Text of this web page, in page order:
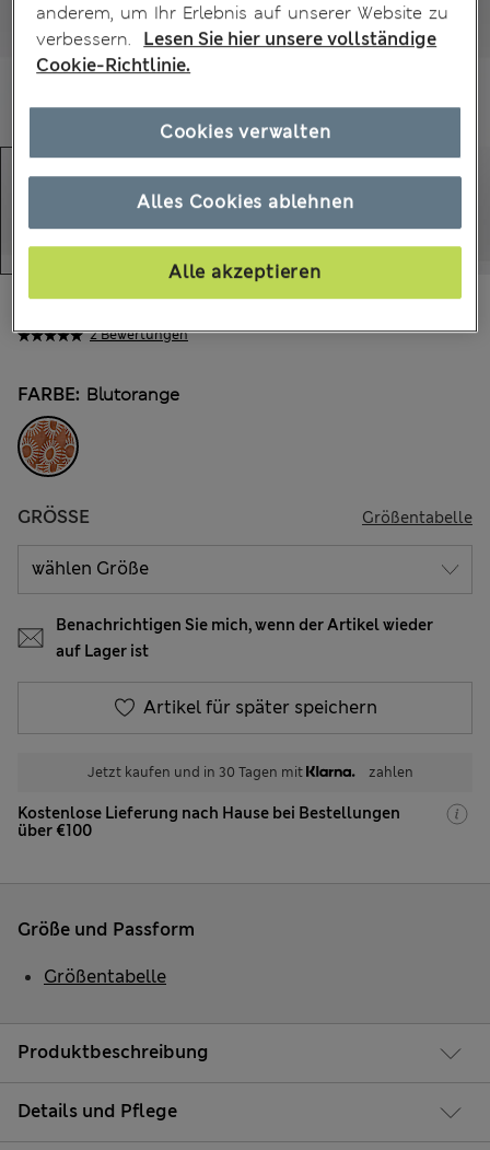
2 Bewertungen
€37.00 Alle Preise enthalten Steuern und Abgaben
FARBE: Blutorange
GRÖSSE Größentabelle
Benachrichtigen Sie mich, wenn der Artikel wieder
auf Lager ist
Artikel für später speichern
Jetzt kaufen und in 30 Tagen mit zahlen
Kostenlose Lieferung nach Hause bei Bestellungen
über €100
Produktbeschreibung
Details und Pflege
Größe und Passform
Größentabelle
anderem, um Ihr Erlebnis auf unserer Website zu
verbessern.
Lesen Sie hier unsere vollständige
Cookie-Richtlinie.
Alles Cookies ablehnen
Alle akzeptieren
Cookies verwalten